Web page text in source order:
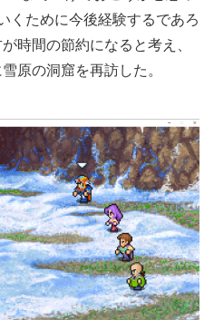
くために今後経験するであろ
時間の節約になると考え、
原の洞窟を再訪した。